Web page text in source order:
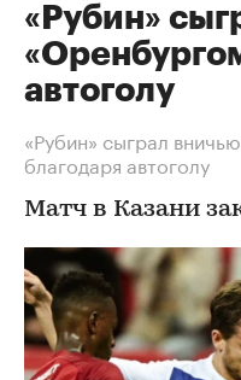
«Рубин»
автоголу
«Рубин» сыграл
благодаря автоголу
Матч в Казани